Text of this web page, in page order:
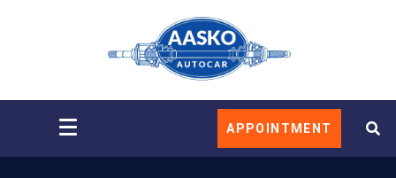
APPOINTMENT